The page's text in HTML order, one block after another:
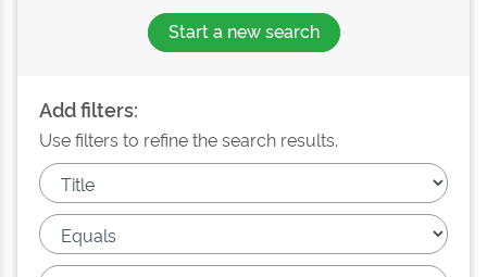
Start a new search
Add filters:
Use filters to refine the search results.